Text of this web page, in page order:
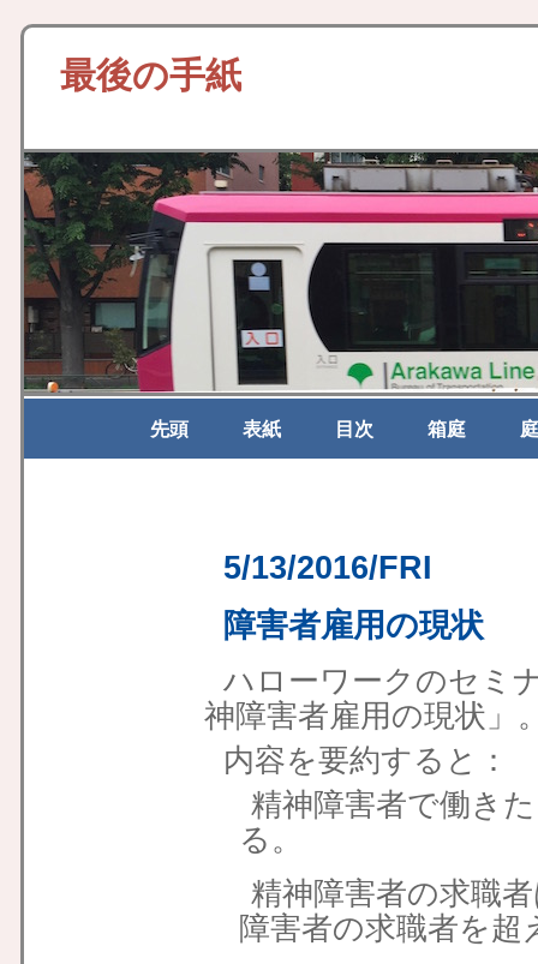
最後の手紙
先頭 表紙 目次 箱庭
5/13/2016/FRI
障害者雇用の現状
ハローワークのセミ
神障害者雇用の現状」
内容を要約すると：
精神障害者で働き
る。
精神障害者の求職
障害者の求職者を超